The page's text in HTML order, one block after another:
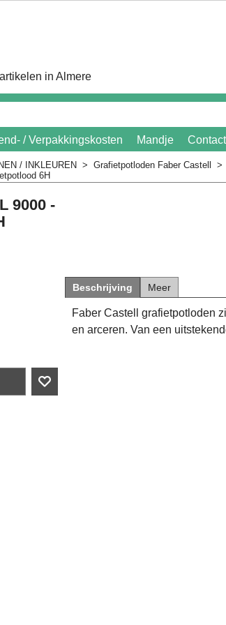
in Almere
/ Verpakkingskosten Mandje Contact
/ INKLEUREN > Grafietpotloden Faber Castell >
6H
9000 -
Beschrijving Meer
Faber Castell grafietpotloden
en arceren. Van een